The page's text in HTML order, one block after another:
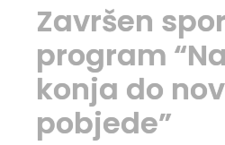
Završen
program
konja do
pobjede”